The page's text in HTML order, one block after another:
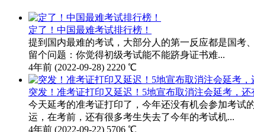
定了！中国最难考试排行榜！
提到国内最难的考试，大部分人的第一反应都是国考
留个问题：你觉得初级考试能不能跻身证书难...
4年前 (2022-09-28) 2220 ℃
突发！准考证打印又延迟！5地宣布取消注会延考，
今天延考的准考证打印了，今年还没有机会参加考试
运，在考前，还有很多考生失去了今年的考试机...
4年前 (2022-09-22) 5706 ℃